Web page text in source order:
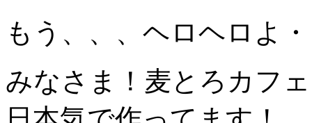
もう、、、ヘロヘロよ
みなさま！麦とろカフ